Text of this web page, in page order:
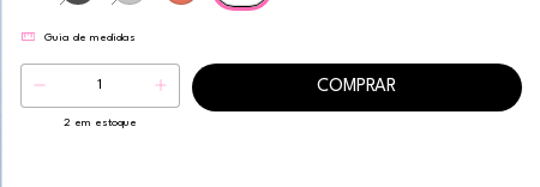
Guia de medidas
2 em estoque